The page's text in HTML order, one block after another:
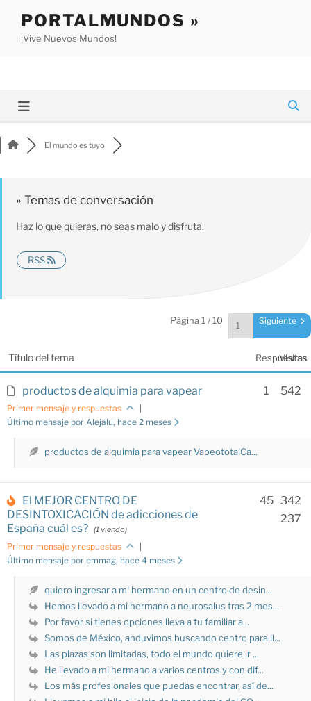
contenido
PORTALMUNDOS »
¡Vive Nuevos Mundos!
El mundo es tuyo
» Temas de conversación
Haz lo que quieras, no seas malo y disfruta.
RSS
Página 1 / 10 Siguiente
Título del tema Visitas
Respuestas
productos de alquimia para vapear
Primer mensaje y respuestas
|
Último mensaje por Alejalu, hace 2 meses
542
1
productos de alquimia para vapear VapeototalCa...
El MEJOR CENTRO DE
DESINTOXICACIÓN de adicciones de
España cuál es? (1 viendo)
Primer mensaje y respuestas
|
Último mensaje por emmag, hace 4 meses
342
237
45
quiero ingresar a mi hermano en un centro de desin...
Hemos llevado a mi hermano a neurosalus tras 2 mes...
Por favor si tienes opciones lleva a tu familiar a...
Somos de México, anduvimos buscando centro para ll...
Las plazas son limitadas, todo el mundo quiere ir ...
He llevado a mi hermano a varios centros y con dif...
Los más profesionales que puedas encontrar, así de...